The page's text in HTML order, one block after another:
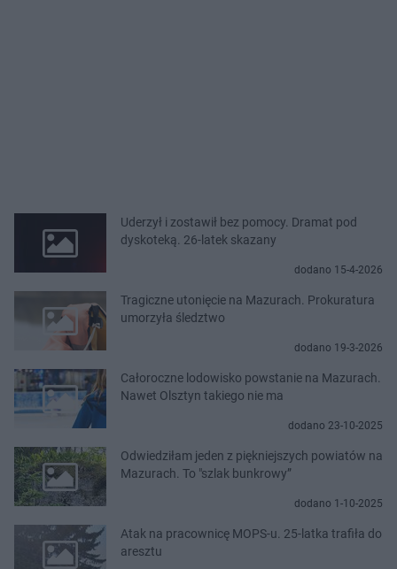
Uderzył i zostawił bez pomocy. Dramat pod
dyskoteką. 26-latek skazany
dodano 15-4-2026
Tragiczne utonięcie na Mazurach. Prokuratura
umorzyła śledztwo
dodano 19-3-2026
Całoroczne lodowisko powstanie na Mazurach.
Nawet Olsztyn takiego nie ma
dodano 23-10-2025
Odwiedziłam jeden z piękniejszych powiatów na
Mazurach. To "szlak bunkrowy”
dodano 1-10-2025
Atak na pracownicę MOPS-u. 25-latka trafiła do
aresztu